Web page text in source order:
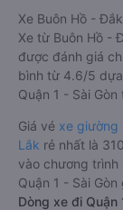
Xe Buôn Hồ -
Xe từ Buôn Hồ -
được đánh giá
bình từ 4.6/5
Quận 1 - Sài
Giá vé xe giường
Lắk rẻ nhất là
vào chương trình
Quận 1 - Sài
Dòng xe đi